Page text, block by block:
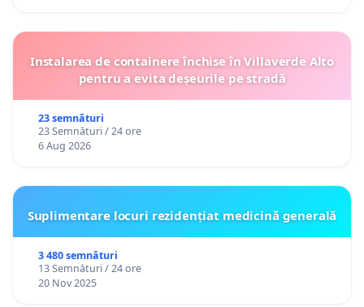
Instalarea de containere închise în Villaverde Alto
pentru a evita deșeurile pe stradă
23 semnături
23 Semnături / 24 ore
6 Aug 2026
Suplimentare locuri rezidențiat medicină generală
3 480 semnături
13 Semnături / 24 ore
20 Nov 2025